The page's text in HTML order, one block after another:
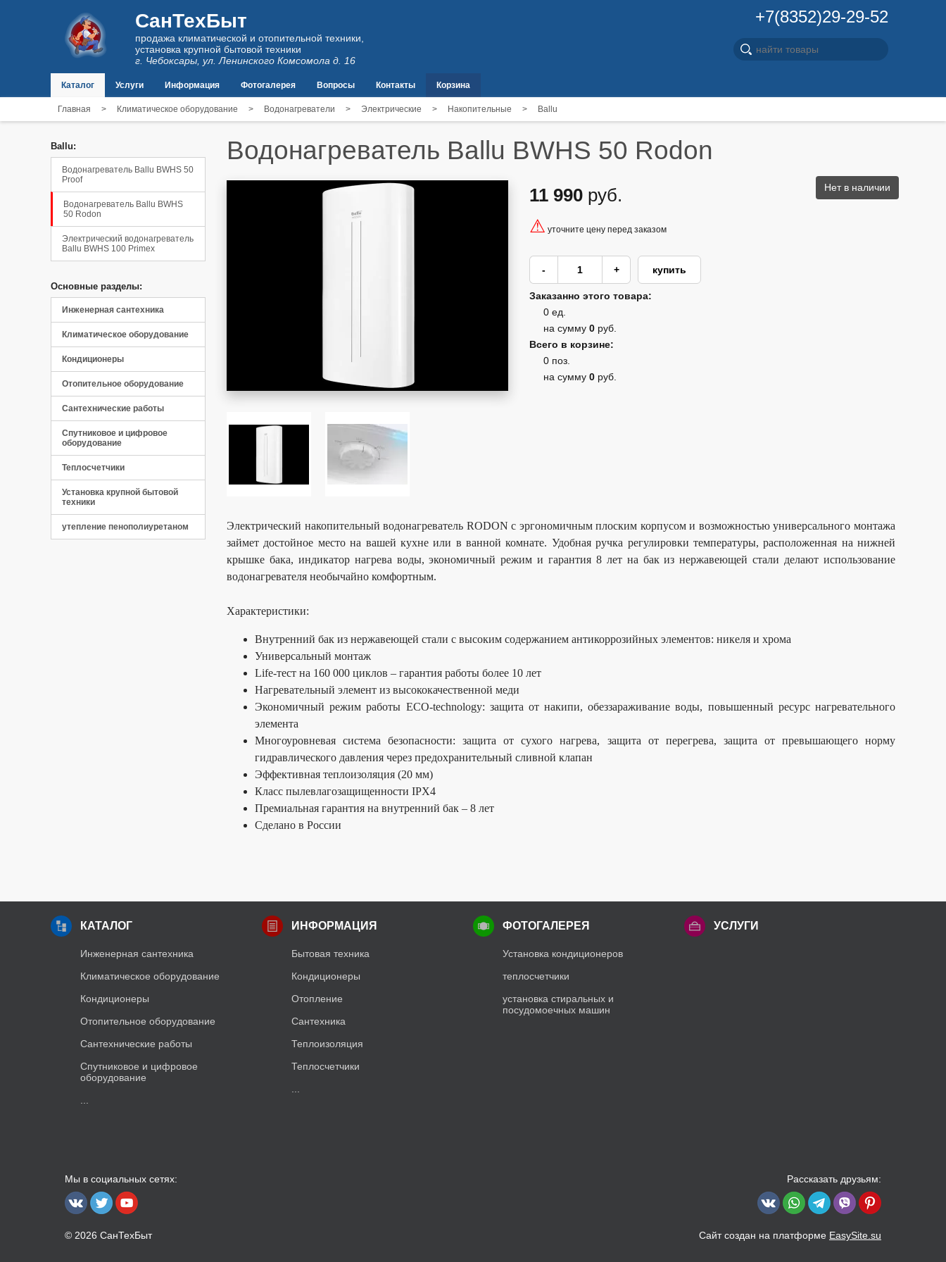
СанТехБыт
продажа климатической и отопительной техники,
установка крупной бытовой техники
г. Чебоксары, ул. Ленинского Комсомола д. 16
+7(8352)29-29-52
Каталог Услуги Информация Фотогалерея Вопросы Контакты Корзина
Главная > Климатическое оборудование > Водонагреватели > Электрические > Накопительные > Ballu
Водонагреватель Ballu BWHS 50 Rodon
Нет в наличии
11 990 руб.
⚠ уточните цену перед заказом
Заказанно этого товара:
0 ед.
на сумму 0 руб.
Всего в корзине:
0 поз.
на сумму 0 руб.
Электрический накопительный водонагреватель RODON с эргономичным плоским корпусом и возможностью универсального монтажа
займет достойное место на вашей кухне или в ванной комнате. Удобная ручка регулировки температуры, расположенная на нижней
крышке бака, индикатор нагрева воды, экономичный режим и гарантия 8 лет на бак из нержавеющей стали делают использование
водонагревателя необычайно комфортным.
Характеристики:
Внутренний бак из нержавеющей стали с высоким содержанием антикоррозийных элементов: никеля и хрома
Универсальный монтаж
Life-тест на 160 000 циклов – гарантия работы более 10 лет
Нагревательный элемент из высококачественной меди
Экономичный режим работы ECO-technology: защита от накипи, обеззараживание воды, повышенный ресурс нагревательного
элемента
Многоуровневая система безопасности: защита от сухого нагрева, защита от перегрева, защита от превышающего норму
гидравлического давления через предохранительный сливной клапан
Эффективная теплоизоляция (20 мм)
Класс пылевлагозащищенности IPX4
Премиальная гарантия на внутренний бак – 8 лет
Сделано в России
Ballu:
Водонагреватель Ballu BWHS 50
Proof
Водонагреватель Ballu BWHS
50 Rodon
Электрический водонагреватель
Ballu BWHS 100 Primex
Основные разделы:
Инженерная сантехника
Климатическое оборудование
Кондиционеры
Отопительное оборудование
Сантехнические работы
Спутниковое и цифровое
оборудование
Теплосчетчики
Установка крупной бытовой
техники
утепление пенополиуретаном
КАТАЛОГ
Инженерная сантехника
Климатическое оборудование
Кондиционеры
Отопительное оборудование
Сантехнические работы
Спутниковое и цифровое
оборудование
ИНФОРМАЦИЯ
Бытовая техника
Кондиционеры
Отопление
Сантехника
Теплоизоляция
Теплосчетчики
ФОТОГАЛЕРЕЯ
Установка кондиционеров
теплосчетчики
установка стиральных и
посудомоечных машин
УСЛУГИ
Мы в социальных сетях: Рассказать друзьям:
© 2026 СанТехБыт Сайт создан на платформе EasySite.su